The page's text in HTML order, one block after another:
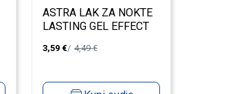
ASTRA LAK ZA NOKTE
LASTING GEL EFFECT
3,59 € 4,49€